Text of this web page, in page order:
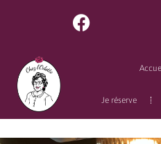
Je réserve